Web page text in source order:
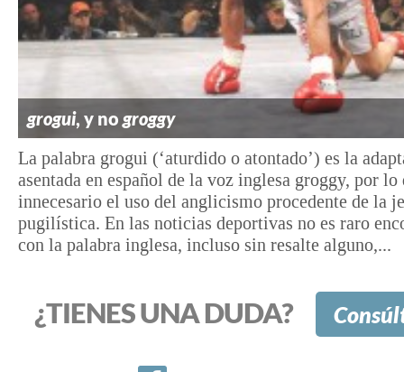
grogui, y no groggy
La palabra grogui (‘aturdido o atontado’) es la
asentada en español de la voz inglesa groggy, por lo
innecesario el uso del anglicismo procedente de la
pugilística. En las noticias deportivas no es raro
con la palabra inglesa, incluso sin resalte alguno,...
¿TIENES UNA DUDA?